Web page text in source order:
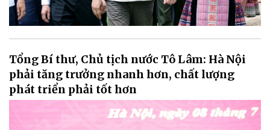
Tổng Bí thư, Chủ tịch nước Tô Lâm: Hà Nội
phải tăng trưởng nhanh hơn, chất lượng
phát triển phải tốt hơn